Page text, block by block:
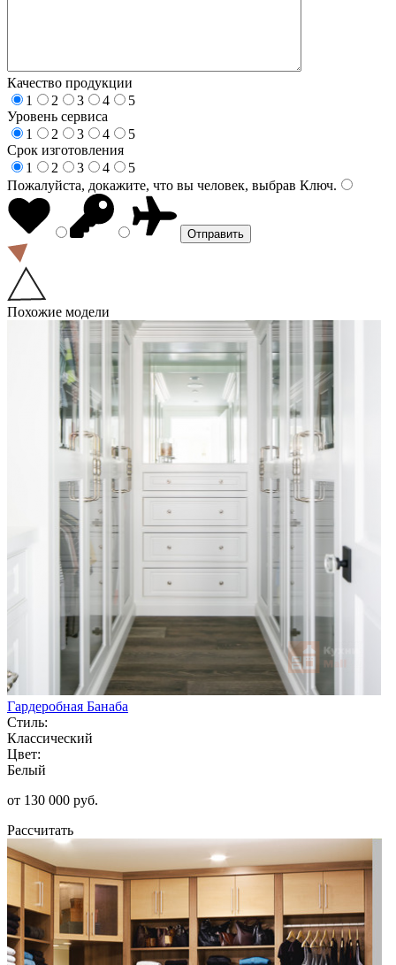
Качество продукции
1
2 3 4
5
Уровень сервиса
1
2 3 4
5
Срок изготовления
1
2 3 4
5
Пожалуйста, докажите, что вы человек, выбрав Ключ.
Похожие модели
Гардеробная Банаба
Стиль:
Классический
Цвет:
Белый
от 130 000 руб.
Рассчитать